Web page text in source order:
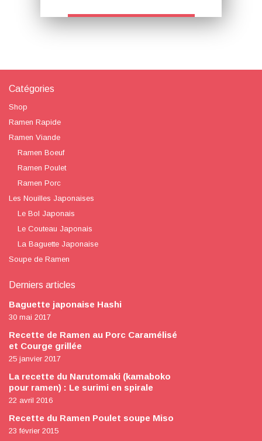
Catégories
Shop
Ramen Rapide
Ramen Viande
Ramen Boeuf
Ramen Poulet
Ramen Porc
Les Nouilles Japonaises
Le Bol Japonais
Le Couteau Japonais
La Baguette Japonaise
Soupe de Ramen
Derniers articles
Baguette japonaise Hashi
30 mai 2017
Recette de Ramen au Porc Caramélisé
et Courge grillée
25 janvier 2017
La recette du Narutomaki (kamaboko
pour ramen) : Le surimi en spirale
22 avril 2016
Recette du Ramen Poulet soupe Miso
23 février 2015